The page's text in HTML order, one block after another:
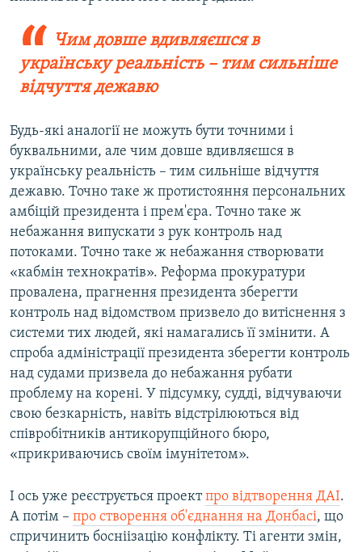
Чим довше вдивляєшся в
українську реальність – тим сильніше
відчуття дежавю
Будь-які аналогії не можуть бути точними і
буквальними, але чим довше вдивляєшся в
українську реальність – тим сильніше відчуття
дежавю. Точно таке ж протистояння персональних
амбіцій президента і прем'єра. Точно таке ж
небажання випускати з рук контроль над
потоками. Точно таке ж небажання створювати
«кабмін технократів». Реформа прокуратури
провалена, прагнення президента зберегти
контроль над відомством призвело до витіснення з
системи тих людей, які намагались її змінити. А
спроба адміністрації президента зберегти контроль
над судами призвела до небажання рубати
проблему на корені. У підсумку, судді, відчуваючи
свою безкарність, навіть відстрілюються від
співробітників антикорупційного бюро,
«прикриваючись своїм імунітетом».
І ось уже реєструється проектпро відтворення ДАІ.
А потім – про створення об'єднання на Донбасі, що
спричинить босніізацію конфлікту. Ті агенти змін,